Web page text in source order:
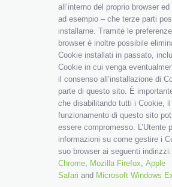
all’interno del proprio browser
ad esempio – che terze parti
installarne. Tramite le preferenze
browser è inoltre possibile
Cookie installati in passato,
Cookie in cui venga
il consenso all’installazione di
parte di questo sito. È
che disabilitando tutti i Cookie, il
funzionamento di questo sito
essere compromesso. L’Utente
informazioni su come gestire i
suo browser ai seguenti indirizzi:
Chrome, Mozilla Firefox, Apple
Safari and Microsoft Windows